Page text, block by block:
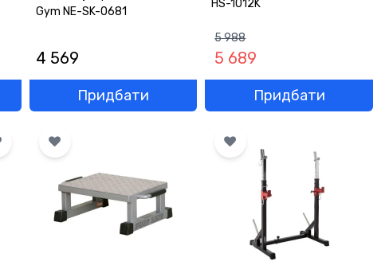
Gym NE-SK-0681
4 569
Придбати
HS-1012K
5 988
5 689
Придбати